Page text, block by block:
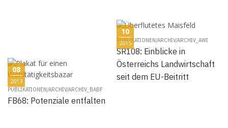
10
2015
PUBLIKATIONEN/ARCHIV/ARCHIV_AWI
SR108: Einblicke in
Österreichs Landwirtschaft
seit dem EU-Beitritt
08
2013
PUBLIKATIONEN/ARCHIV/ARCHIV_BABF
FB68: Potenziale entfalten